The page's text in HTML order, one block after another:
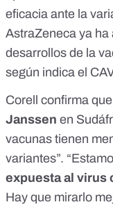
eficacia ante la
AstraZeneca ya
desarrollos de la
según indica el
Corell confirma
Janssen en
vacunas tienen
variantes”.
expuesta al virus
Hay que mirarlo